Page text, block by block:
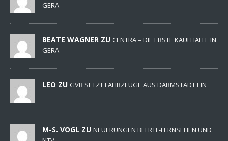
GERA
BEATE WAGNER ZU CENTRA – DIE ERSTE KAUFHALLE IN
GERA
LEO ZU GVB SETZT FAHRZEUGE AUS DARMSTADT EIN
M-S. VOGL ZU NEUERUNGEN BEI RTL-FERNSEHEN UND